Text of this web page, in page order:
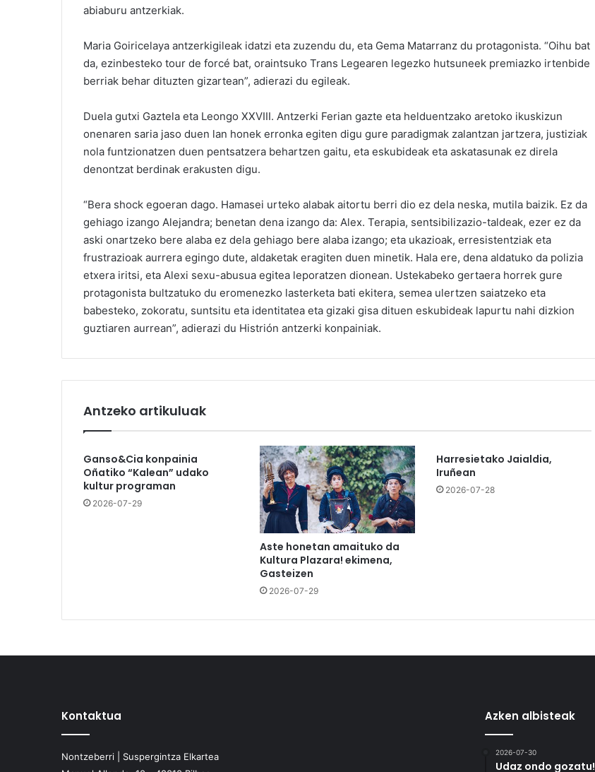
abiaburu antzerkiak.
Maria Goiricelaya antzerkigileak idatzi eta zuzendu du, eta Gema Matarranz du protagonista. “Oihu bat
da, ezinbesteko tour de forcé bat, oraintsuko Trans Legearen legezko hutsuneek premiazko irtenbide
berriak behar dituzten gizartean”, adierazi du egileak.
Duela gutxi Gaztela eta Leongo XXVIII. Antzerki Ferian gazte eta helduentzako aretoko ikuskizun
onenaren saria jaso duen lan honek erronka egiten digu gure paradigmak zalantzan jartzera, justiziak
nola funtzionatzen duen pentsatzera behartzen gaitu, eta eskubideak eta askatasunak ez direla
denontzat berdinak erakusten digu.
“Bera shock egoeran dago. Hamasei urteko alabak aitortu berri dio ez dela neska, mutila baizik. Ez da
gehiago izango Alejandra; benetan dena izango da: Alex. Terapia, sentsibilizazio-taldeak, ezer ez da
aski onartzeko bere alaba ez dela gehiago bere alaba izango; eta ukazioak, erresistentziak eta
frustrazioak aurrera egingo dute, aldaketak eragiten duen minetik. Hala ere, dena aldatuko da polizia
etxera iritsi, eta Alexi sexu-abusua egitea leporatzen dionean. Ustekabeko gertaera horrek gure
protagonista bultzatuko du eromenezko lasterketa bati ekitera, semea ulertzen saiatzeko eta
babesteko, zokoratu, suntsitu eta identitatea eta gizaki gisa dituen eskubideak lapurtu nahi dizkion
guztiaren aurrean”, adierazi du Histrión antzerki konpainiak.
Antzeko artikuluak
Ganso&Cia konpainia
Oñatiko “Kalean” udako
kultur programan
2026-07-29
Aste honetan amaituko da
Kultura Plazara! ekimena,
Gasteizen
2026-07-29
Harresietako Jaialdia,
Iruñean
2026-07-28
Kontaktua
Nontzeberri | Suspergintza Elkartea
Azken albisteak
2026-07-30
Udaz ondo gozatu!